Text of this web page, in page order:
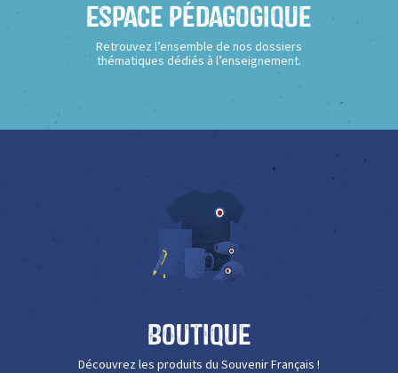
Espace Pédagogique
Retrouvez l’ensemble de nos dossiers
thématiques dédiés à l’enseignement.
Boutique
Découvrez les produits du Souvenir Français !